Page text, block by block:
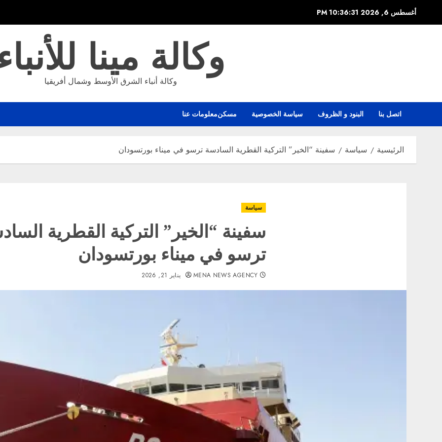
أغسطس 6, 2026 10:36:32 PM
وكالة مينا
وكالة أنباء الشرق الأوسط وشمال أفريقيا
اتصل بنا البنود و الظروف سياسة الخصوصية مسكنمعلومات عنا
الرئيسية سياسة سفينة “الخير” التركية القطرية السادسة ترسو في ميناء بورتسودان
سياسة
سفينة “الخير” التركية القطرية
ترسو في ميناء بورتسودان
MENA NEWS AGENCY يناير 21, 2026